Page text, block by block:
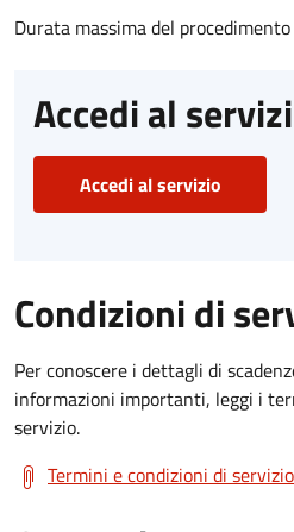
Durata massima del
Accedi al
Accedi al servizio
Condizioni di
Per conoscere i dettagli di
informazioni importanti, leggi i
servizio.
Termini e condizioni di servizio